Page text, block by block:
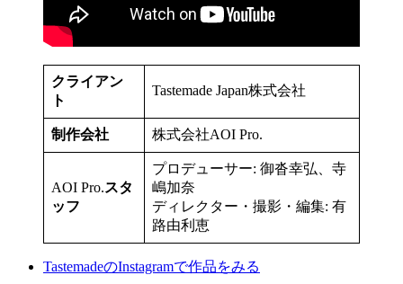
クライアン
ト
Tastemade Japan株式会社
制作会社 株式会社AOI Pro.
AOI Pro.スタ
ッフ
プロデューサー: 御沓幸弘、寺
嶋加奈
ディレクター・撮影・編集: 有
路由利恵
TastemadeのInstagramで作品をみる